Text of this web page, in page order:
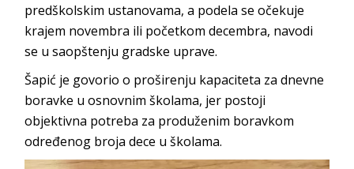
predškolskim ustanovama, a podela se očekuje
krajem novembra ili početkom decembra, navodi
se u saopštenju gradske uprave.
Šapić je govorio o proširenju kapaciteta za dnevne
boravke u osnovnim školama, jer postoji
objektivna potreba za produženim boravkom
određenog broja dece u školama.